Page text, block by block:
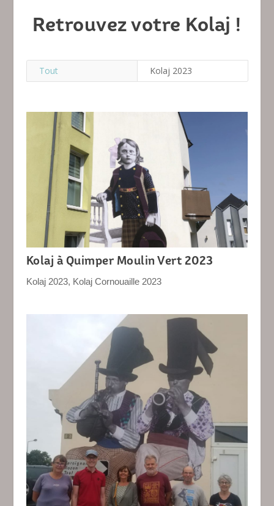
Retrouvez votre Kolaj !
Tout Kolaj 2023
Kolaj à Quimper Moulin Vert 2023
Kolaj 2023, Kolaj Cornouaille 2023